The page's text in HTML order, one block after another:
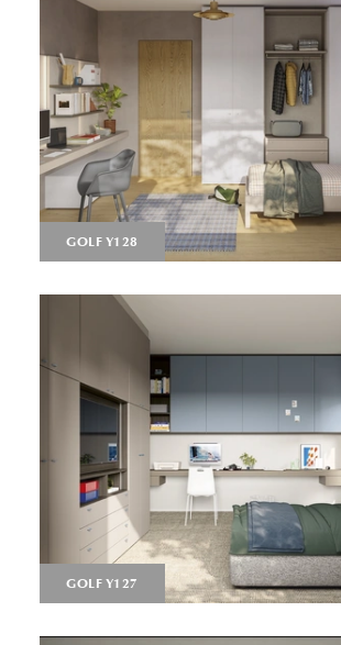
GOLF Y128
GOLF Y127